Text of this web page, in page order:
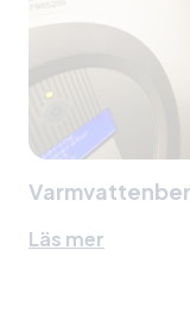
Läs mer